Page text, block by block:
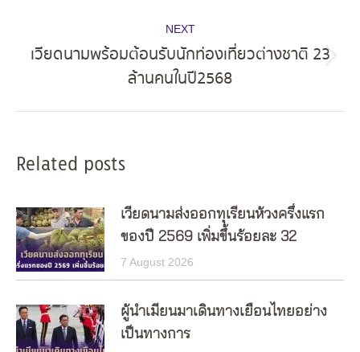
NEXT
post:
เวียดนามพร้อมต้อนรับนักท่องเที่ยวต่างชาติ 23
ล้านคนในปี2568
Related posts
เวียดนามส่งออกทุเรียนห้วงครึ่งแรก
ของปี 2569 เพิ่มขึ้นร้อยละ 32
7 August 2026
ผู้นำเมียนมาเดินทางเยือนไทยอย่าง
เป็นทางการ